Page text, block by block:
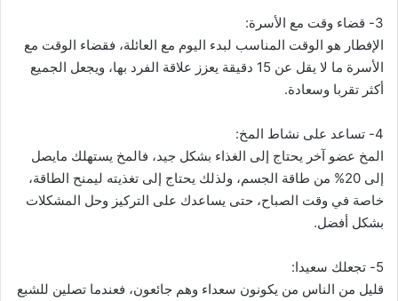
3- قضاء وقت مع الأسرة:
الإفطار هو الوقت المناسب لبدء اليوم مع العائلة، فقضاء الوقت مع
الأسرة ما لا يقل عن 15 دقيقة يعزز علاقة الفرد بها، ويجعل الجميع
أكثر تقربا وسعادة.
4- تساعد على نشاط المخ:
المخ عضو آخر يحتاج إلى الغذاء بشكل جيد، فالمخ يستهلك مايصل
إلى 20% من طاقة الجسم، ولذلك يحتاج إلى تغذيته ليمنح الطاقة،
خاصة في وقت الصباح، حتى يساعدك على التركيز وحل المشكلات
بشكل أفضل.
5- تجعلك سعيدا:
قليل من الناس من يكونون سعداء وهم جائعون، فعندما تصلين للشبع